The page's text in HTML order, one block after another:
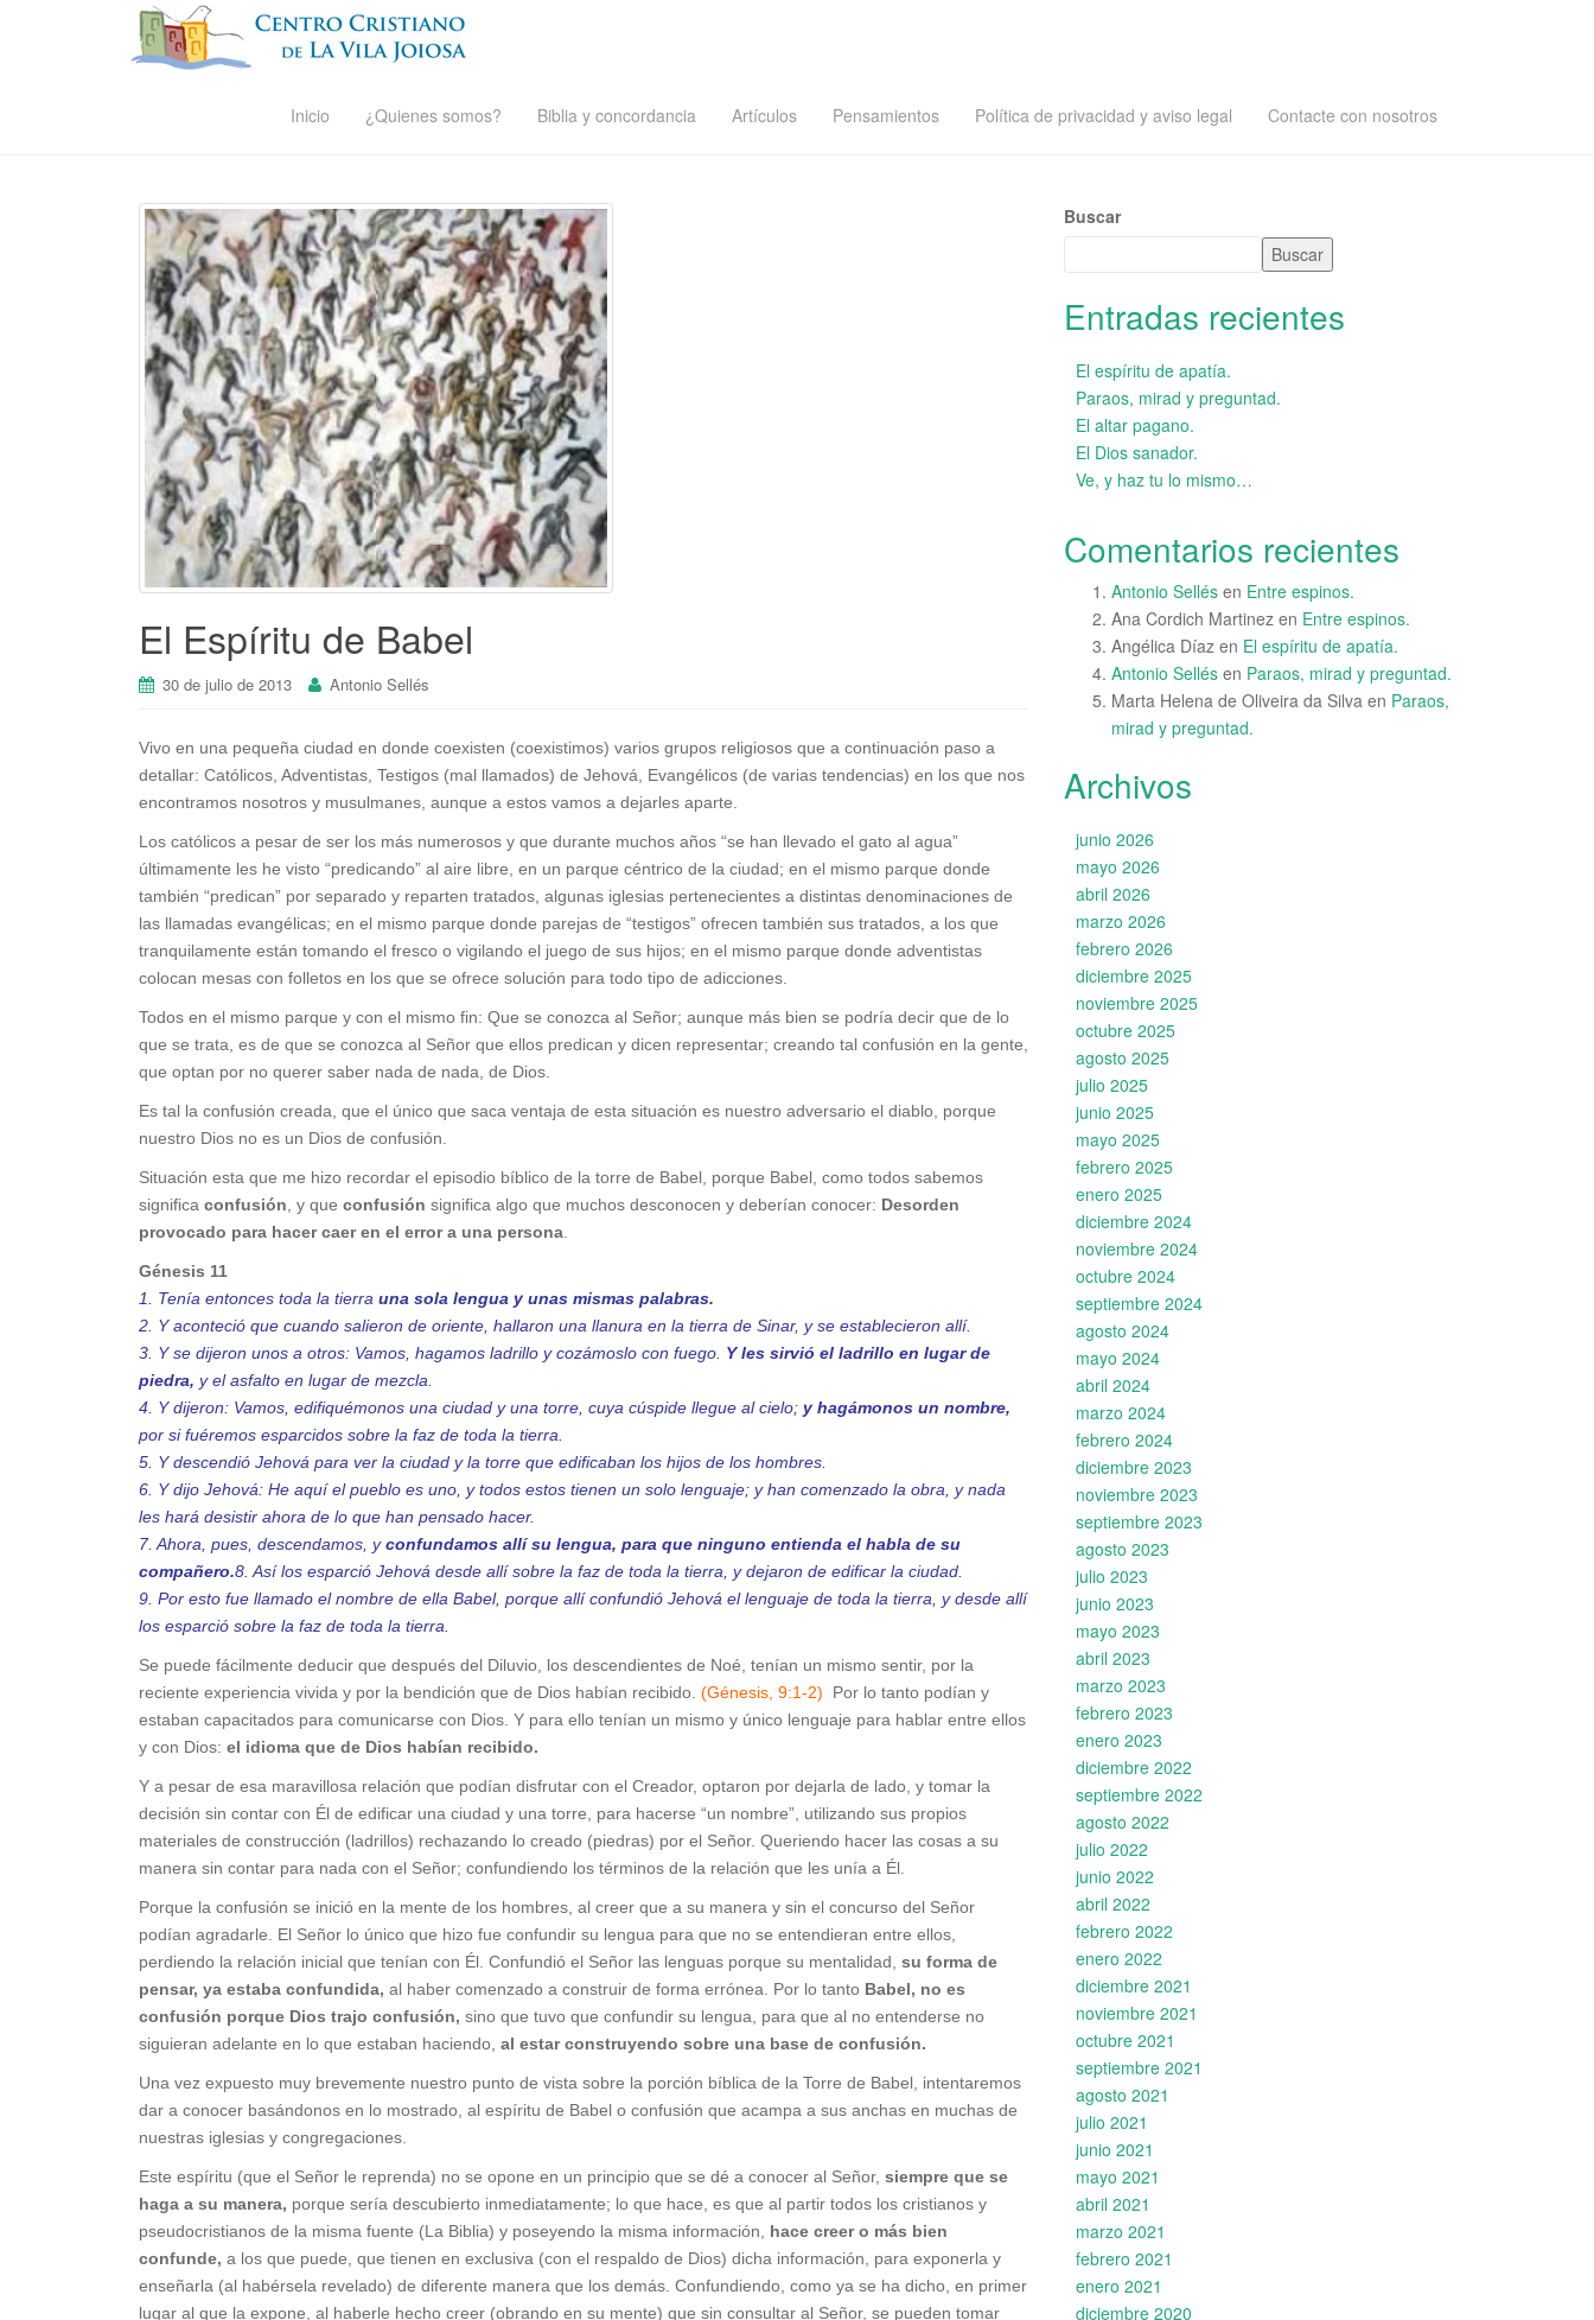
Inicio ¿Quienes somos? Biblia y concordancia Artículos Pensamientos Política de privacidad y aviso legal Contacte con nosotros
El Espíritu de Babel
30 de julio de 2013 Antonio Sellés
Vivo en una pequeña ciudad en donde coexisten (coexistimos) varios grupos religiosos que a continuación paso a
detallar: Católicos, Adventistas, Testigos (mal llamados) de Jehová, Evangélicos (de varias tendencias) en los que nos
encontramos nosotros y musulmanes, aunque a estos vamos a dejarles aparte.
Los católicos a pesar de ser los más numerosos y que durante muchos años “se han llevado el gato al agua”
últimamente les he visto “predicando” al aire libre, en un parque céntrico de la ciudad; en el mismo parque donde
también “predican” por separado y reparten tratados, algunas iglesias pertenecientes a distintas denominaciones de
las llamadas evangélicas; en el mismo parque donde parejas de “testigos” ofrecen también sus tratados, a los que
tranquilamente están tomando el fresco o vigilando el juego de sus hijos; en el mismo parque donde adventistas
colocan mesas con folletos en los que se ofrece solución para todo tipo de adicciones.
Todos en el mismo parque y con el mismo fin: Que se conozca al Señor; aunque más bien se podría decir que de lo
que se trata, es de que se conozca al Señor que ellos predican y dicen representar; creando tal confusión en la gente,
que optan por no querer saber nada de nada, de Dios.
Es tal la confusión creada, que el único que saca ventaja de esta situación es nuestro adversario el diablo, porque
nuestro Dios no es un Dios de confusión.
Situación esta que me hizo recordar el episodio bíblico de la torre de Babel, porque Babel, como todos sabemos
significa confusión , y que confusión significa algo que muchos desconocen y deberían conocer: Desorden
provocado para hacer caer en el error a una persona
Génesis 11
1. Tenía entonces toda la tierra una sola lengua y unas mismas palabras.
2. Y aconteció que cuando salieron de oriente, hallaron una llanura en la tierra de Sinar, y se establecieron allí.
3. Y se dijeron unos a otros: Vamos, hagamos ladrillo y cozámoslo con fuego. Y les sirvió el ladrillo en lugar de
piedra, y el asfalto en lugar de mezcla.
4. Y dijeron: Vamos, edifiquémonos una ciudad y una torre, cuya cúspide llegue al cielo; y hagámonos un nombre,
por si fuéremos esparcidos sobre la faz de toda la tierra.
5. Y descendió Jehová para ver la ciudad y la torre que edificaban los hijos de los hombres.
6. Y dijo Jehová: He aquí el pueblo es uno, y todos estos tienen un solo lenguaje; y han comenzado la obra, y nada
les hará desistir ahora de lo que han pensado hacer.
7. Ahora, pues, descendamos, yconfundamos allí su lengua, para que ninguno entienda el habla de su
compañero.8. Así los esparció Jehová desde allí sobre la faz de toda la tierra, y dejaron de edificar la ciudad.
9. Por esto fue llamado el nombre de ella Babel, porque allí confundió Jehová el lenguaje de toda la tierra, y desde allí
los esparció sobre la faz de toda la tierra.
Se puede fácilmente deducir que después del Diluvio, los descendientes de Noé, tenían un mismo sentir, por la
reciente experiencia vivida y por la bendición que de Dios habían recibido. (Génesis, 9:1-2) Por lo tanto podían y
estaban capacitados para comunicarse con Dios. Y para ello tenían un mismo y único lenguaje para hablar entre ellos
y con Dios: el idioma que de Dios habían recibido.
Y a pesar de esa maravillosa relación que podían disfrutar con el Creador, optaron por dejarla de lado, y tomar la
decisión sin contar con Él de edificar una ciudad y una torre, para hacerse “un nombre”, utilizando sus propios
materiales de construcción (ladrillos) rechazando lo creado (piedras) por el Señor. Queriendo hacer las cosas a su
manera sin contar para nada con el Señor; confundiendo los términos de la relación que les unía a Él.
Porque la confusión se inició en la mente de los hombres, al creer que a su manera y sin el concurso del Señor
podían agradarle. El Señor lo único que hizo fue confundir su lengua para que no se entendieran entre ellos,
perdiendo la relación inicial que tenían con Él. Confundió el Señor las lenguas porque su mentalidad, su forma de
pensar, ya estaba confundida, al haber comenzado a construir de forma errónea. Por lo tanto Babel, no es
confusión porque Dios trajo confusión, sino que tuvo que confundir su lengua, para que al no entenderse no
siguieran adelante en lo que estaban haciendo, al estar construyendo sobre una base de confusión.
Una vez expuesto muy brevemente nuestro punto de vista sobre la porción bíblica de la Torre de Babel, intentaremos
dar a conocer basándonos en lo mostrado, al espíritu de Babel o confusión que acampa a sus anchas en muchas de
nuestras iglesias y congregaciones.
Este espíritu (que el Señor le reprenda) no se opone en un principio que se dé a conocer al Señor, siempre que se
haga a su manera, porque sería descubierto inmediatamente; lo que hace, es que al partir todos los cristianos y
pseudocristianos de la misma fuente (La Biblia) y poseyendo la misma información, hace creer o más bien
confunde, a los que puede, que tienen en exclusiva (con el respaldo de Dios) dicha información, para exponerla y
enseñarla (al habérsela revelado) de diferente manera que los demás. Confundiendo, como ya se ha dicho, en primer
lugar al que la expone, al haberle hecho creer (obrando en su mente) que sin consultar al Señor, se pueden tomar
Buscar
Buscar
Entradas recientes
El espíritu de apatía.
Paraos, mirad y preguntad.
El altar pagano.
El Dios sanador.
Ve, y haz tu lo mismo…
Comentarios recientes
Antonio Sellés en Entre espinos.
Ana Cordich Martinez en Entre espinos.
Angélica Díaz en El espíritu de apatía.
Antonio Sellés en Paraos, mirad y preguntad.
Marta Helena de Oliveira da Silva en Paraos,
mirad y preguntad.
Archivos
junio 2026
mayo 2026
abril 2026
marzo 2026
febrero 2026
diciembre 2025
noviembre 2025
octubre 2025
agosto 2025
julio 2025
junio 2025
mayo 2025
febrero 2025
enero 2025
diciembre 2024
noviembre 2024
octubre 2024
septiembre 2024
agosto 2024
mayo 2024
abril 2024
marzo 2024
febrero 2024
diciembre 2023
noviembre 2023
septiembre 2023
agosto 2023
julio 2023
junio 2023
mayo 2023
abril 2023
marzo 2023
febrero 2023
enero 2023
diciembre 2022
septiembre 2022
agosto 2022
julio 2022
junio 2022
abril 2022
febrero 2022
enero 2022
diciembre 2021
noviembre 2021
octubre 2021
septiembre 2021
agosto 2021
julio 2021
junio 2021
mayo 2021
abril 2021
marzo 2021
febrero 2021
enero 2021
diciembre 2020